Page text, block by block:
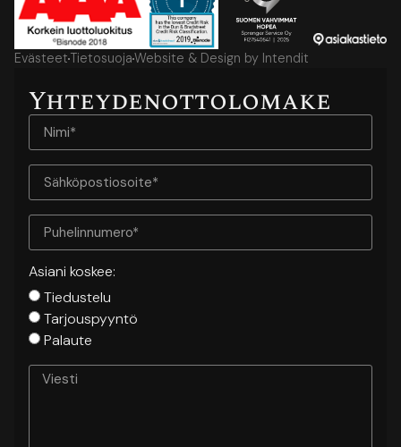
Evästeet TietosuojaWebsite & Design by Intendit
Yhteyden­ottolomake
Asiani koskee:
Tiedustelu
Tarjouspyyntö
Palaute